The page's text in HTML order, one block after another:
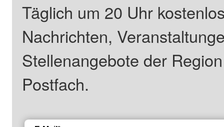
Täglich um 20 Uhr
Nachrichten,
Stellenangebote der
Postfach.